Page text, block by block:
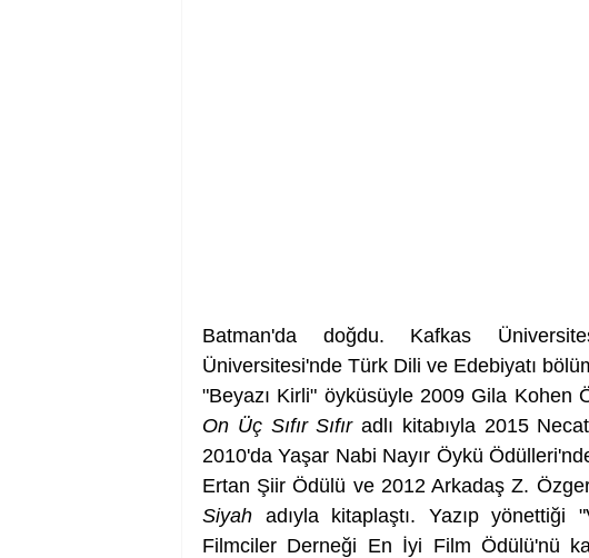
Batman'da doğdu. Kafkas
Üniversitesi'nde Türk Dili ve Edebiyatı
On Üç Sıfır Sıfır adlı kitabıyla 2015
2010'da Yaşar Nabi Nayır Öykü
Ertan Şiir Ödülü ve 2012 Arkadaş Z.
Siyah adıyla kitaplaştı. Yazıp yönettiği
Filmciler Derneği En İyi Film Ödülü'nü